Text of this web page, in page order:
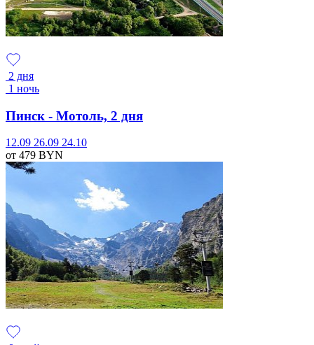
2 дня
1 ночь
Пинск - Мотоль, 2 дня
12.09 26.09 24.10
от 479 BYN